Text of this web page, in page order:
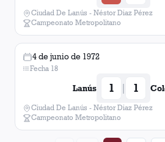
Ciudad De Lanús - Néstor Diaz Pérez
Campeonato Metropolitano
4 de junio de 1972
Fecha 18
Lanús 1 | 1
Ciudad De Lanús - Néstor Diaz Pérez
Campeonato Metropolitano